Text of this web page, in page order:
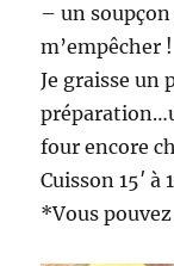
– un
m’empêcher !
Je graisse un
four encore
Cuisson 15′ à
*Vous